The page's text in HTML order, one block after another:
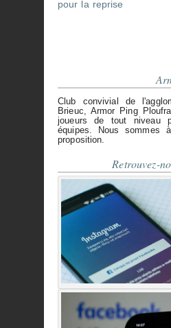
pour la reprise
Club convivial de
Brieuc, Armor Ping
joueurs de tout niveau
équipes. Nous sommes
proposition.
Retrouvez-